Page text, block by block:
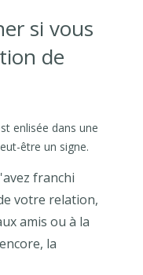
si vous
de
enlisée dans une
être un signe.
franchi
votre relation,
amis ou à la
la